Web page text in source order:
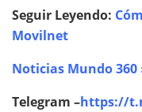
Seguir Leyendo:
Movilnet
Noticias Mundo 360
Telegram –https://